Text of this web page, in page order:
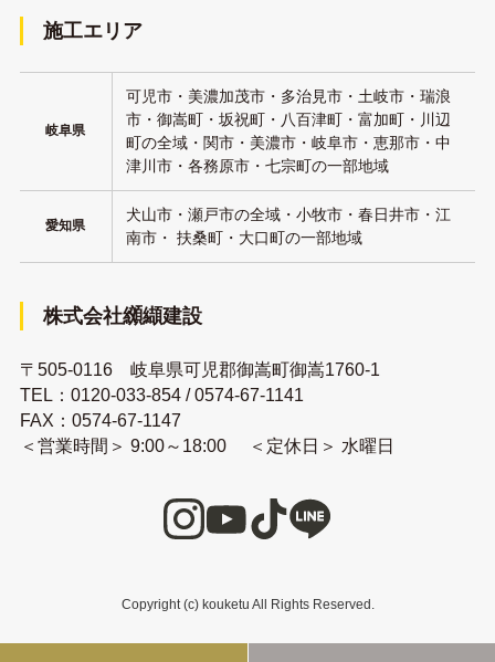
施工エリア
岐阜県
可児市・美濃加茂市・多治見市・土岐市・瑞浪
市・御嵩町・坂祝町・八百津町・富加町・川辺
町の全域・関市・美濃市・岐阜市・恵那市・中
津川市・各務原市・七宗町の一部地域
愛知県
犬山市・瀬戸市の全域・小牧市・春日井市・江
南市・ 扶桑町・大口町の一部地域
株式会社纐纈建設
〒505-0116 岐阜県可児郡御嵩町御嵩1760-1
TEL： 0120-033-854/0574-67-1141
FAX：0574-67-1147
＜営業時間＞ 9:00～18:00 ＜定休日＞ 水曜日
Copyright (c) kouketu All Rights Reserved.